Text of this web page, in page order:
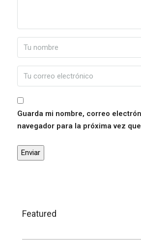
Guarda mi nombre, correo
navegador para la próxima vez
Featured